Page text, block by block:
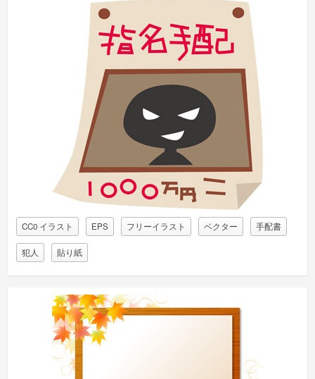
CC0 イラスト EPS フリーイラスト ベクター 手配書
犯人 貼り紙